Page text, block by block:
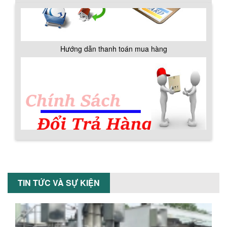
Hướng dẫn thanh toán mua hàng
TIN TỨC VÀ SỰ KIỆN
NHỮNG YẾU TỐ QUYẾT ĐỊNH KHI CHỌN
BỒN KHUẤY SƠN: VẬT LIỆU, DUNG TÍCH VÀ
chọn bồn khuấy sơn: Vật liệu, dung tích
và công suất khuấy. Giải pháp tối...
BỒN KHUẤY TRỘN CHẤT LỎNG CHO
NGÀNH HÓA CHẤT: NHỮNG YẾU TỐ QUYẾT
ĐỊNH CHẤT LƯỢNG SẢN PHẨM CUỐI
CÙNG
Khám phá những yếu tố quan trọng
quyết định chất lượng sản phẩm khi sử
dụng bồn khuấy trộn chất lỏng trong...
Chọn đúng dụng cụ khuấy sơn giúp tối
xuất. Tìm hiểu giải pháp từ Công...
XU HƯỚNG SỬ DỤNG MÁY KHUẤY SƠN
KHÍ NÉN TRONG NGÀNH SẢN XUẤT HIỆN